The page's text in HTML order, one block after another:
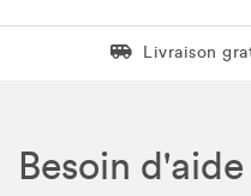
Livraison
Livraison
Besoin d'aide